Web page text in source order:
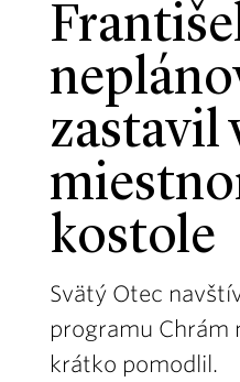
zastavil
kostole
Svätý Otec
programu Chrám
krátko pomodlil.